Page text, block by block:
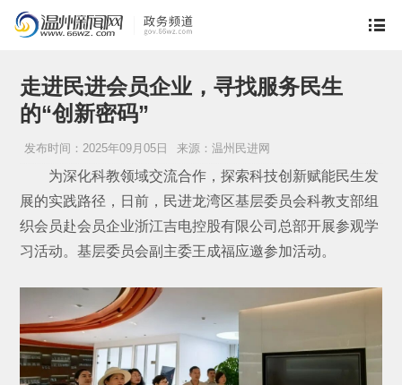
走进民进会员企业，寻找服务民生
的“创新密码”
发布时间：2025年09月05日 来源：温州民进网
为深化科教领域交流合作，探索科技创新赋能民生发
展的实践路径，日前，民进龙湾区基层委员会科教支部组
织会员赴会员企业浙江吉电控股有限公司总部开展参观学
习活动。基层委员会副主委王成福应邀参加活动。